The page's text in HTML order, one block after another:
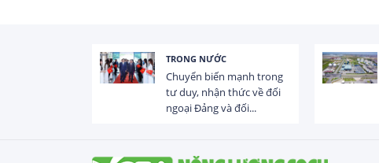
TRONG NƯỚC
Chuyển biến mạnh trong
tư duy, nhận thức về đối
ngoại Đảng và đối...